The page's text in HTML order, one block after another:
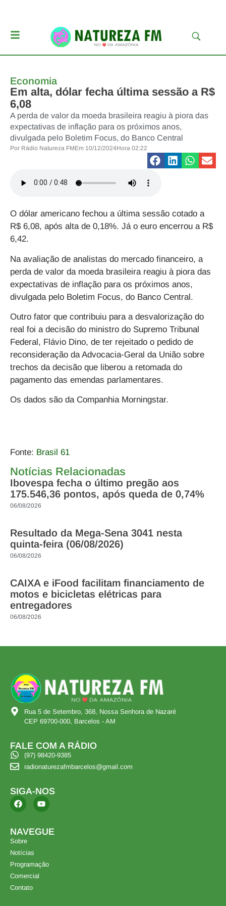
Economia
Em alta, dólar fecha última sessão a R$
6,08
A perda de valor da moeda brasileira reagiu à piora das
expectativas de inflação para os próximos anos,
divulgada pelo Boletim Focus, do Banco Central
Por Rádio Natureza FMEm 10/12/2024Hora 02:22
O dólar americano fechou a última sessão cotado a
R$ 6,08, após alta de 0,18%. Já o euro encerrou a R$
6,42.
Na avaliação de analistas do mercado financeiro, a
perda de valor da moeda brasileira reagiu à piora das
expectativas de inflação para os próximos anos,
divulgada pelo Boletim Focus, do Banco Central.
Outro fator que contribuiu para a desvalorização do
real foi a decisão do ministro do Supremo Tribunal
Federal, Flávio Dino, de ter rejeitado o pedido de
reconsideração da Advocacia-Geral da União sobre
trechos da decisão que liberou a retomada do
pagamento das emendas parlamentares.
Os dados são da Companhia Morningstar.
Fonte: Brasil 61
Notícias Relacionadas
Ibovespa fecha o último pregão aos
175.546,36 pontos, após queda de 0,74%
06/08/2026
Resultado da Mega-Sena 3041 nesta
quinta-feira (06/08/2026)
06/08/2026
CAIXA e iFood facilitam financiamento de
motos e bicicletas elétricas para
entregadores
06/08/2026
Rua 5 de Setembro, 368, Nossa Senhora de Nazaré
CEP 69700-000, Barcelos - AM
FALE COM A RÁDIO
(97) 98420-9385
radionaturezafmbarcelos@gmail.com
SIGA-NOS
NAVEGUE
Sobre
Notícias
Programação
Comercial
Contato